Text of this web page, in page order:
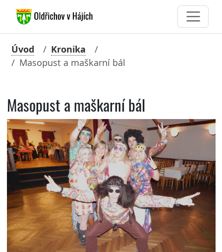
Úvod
Kronika
Masopust a maškarní bál
Masopust a maškarní bál